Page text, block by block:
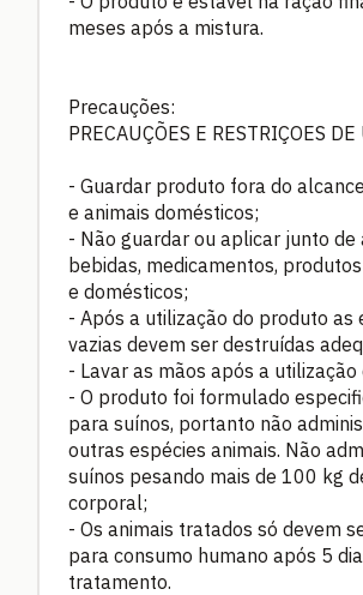
meses após a mistura.
Precauções:
PRECAUÇÕES E RESTRIÇOES DE
- Guardar produto fora do
e animais domésticos;
- Não guardar ou aplicar junto de
bebidas, medicamentos,
e domésticos;
- Após a utilização do produto as
vazias devem ser destruídas
- Lavar as mãos após a
- O produto foi formulado
para suínos, portanto não
outras espécies animais. Não
suínos pesando mais de 100 kg
corporal;
- Os animais tratados só devem
para consumo humano após 5
tratamento.